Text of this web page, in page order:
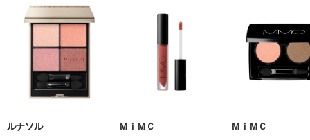
ルナソル
ＭｉＭＣ
ＭｉＭＣ